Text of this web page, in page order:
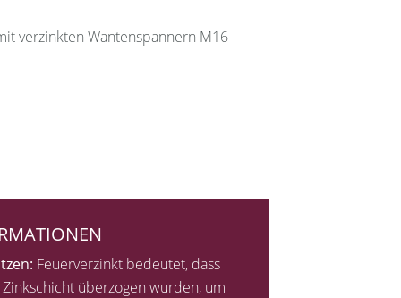
verzinkten Wantenspannern M16
Feuerverzinkt bedeutet, dass
überzogen wurden, um